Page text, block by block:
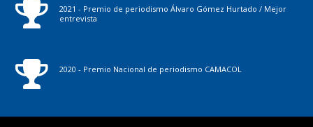
2021 - Premio de periodismo Álvaro Gómez Hurtado / Mejor
entrevista
2020 - Premio Nacional de periodismo CAMACOL